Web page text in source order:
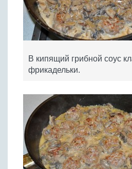
В кипящий грибной соус
фрикадельки.